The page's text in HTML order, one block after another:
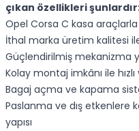
çıkan özellikleri
Opel Corsa C kasa
İthal marka üretim kalitesi
Güçlendirilmiş mekanizma
Kolay montaj imkânı ile
Bagaj açma ve kapama
Paslanma ve dış etkenlere
yapısı